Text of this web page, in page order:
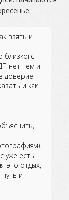
взять и
близкого
нет тем и
доверие
и как
уже есть
это отдых,
и